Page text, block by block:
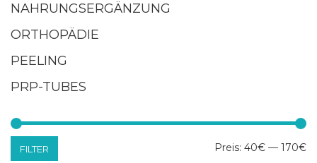
NAHRUNGSERGÄNZUNG
ORTHOPÄDIE
PEELING
PRP-TUBES
FILTER Preis: 40€ — 170€